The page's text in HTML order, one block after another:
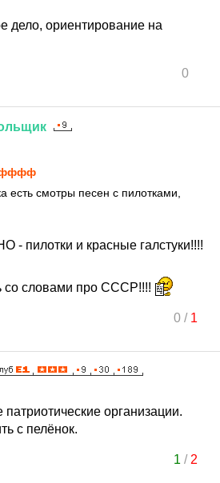
дело, ориентирование на
0
есть смотры песен с пилотками,
пилотки и красные галстуки!!!!
со словами про СССР!!!!
0/ 1
организации.
с пелёнок.
1 / 2